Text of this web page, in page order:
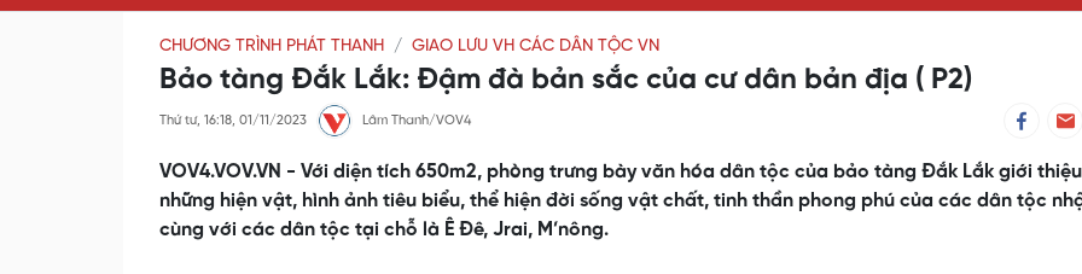
CHƯƠNG TRÌNH PHÁT THANH GIAO LƯU VH CÁC DÂN TỘC VN
Bảo tàng Đắk Lắk: Đậm đà bản sắc của cư dân bản địa ( P2)
Thứ tư, 16:18, 01/11/2023 Lâm Thanh/VOV4
VOV4.VOV.VN - Với diện tích 650m2, phòng trưng bày văn hóa dân tộc của bảo tàng Đắk Lắk giới thiệu
những hiện vật, hình ảnh tiêu biểu, thể hiện đời sống vật chất, tinh thần phong phú của các dân tộc
cùng với các dân tộc tại chỗ là Ê Đê, Jrai, M’nông.